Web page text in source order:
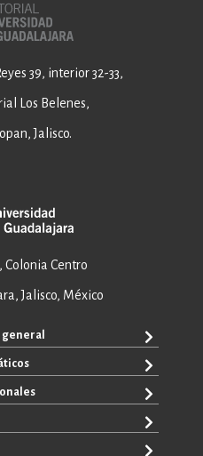
39, interior 32-33,
Los Belenes,
Jalisco.
Colonia Centro
Jalisco, México